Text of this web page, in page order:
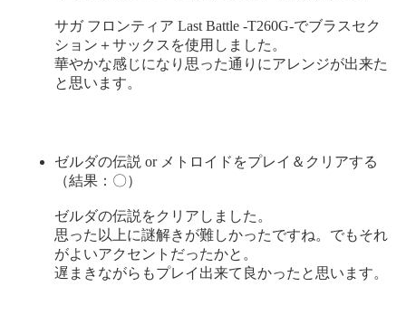
サガ フロンティア Last Battle -T260G-でブラスセク
ション＋サックスを使用しました。
華やかな感じになり思った通りにアレンジが出来た
と思います。
ゼルダの伝説 or メトロイドをプレイ＆クリアする
（結果：〇）
ゼルダの伝説をクリアしました。
思った以上に謎解きが難しかったですね。でもそれ
がよいアクセントだったかと。
遅まきながらもプレイ出来て良かったと思います。